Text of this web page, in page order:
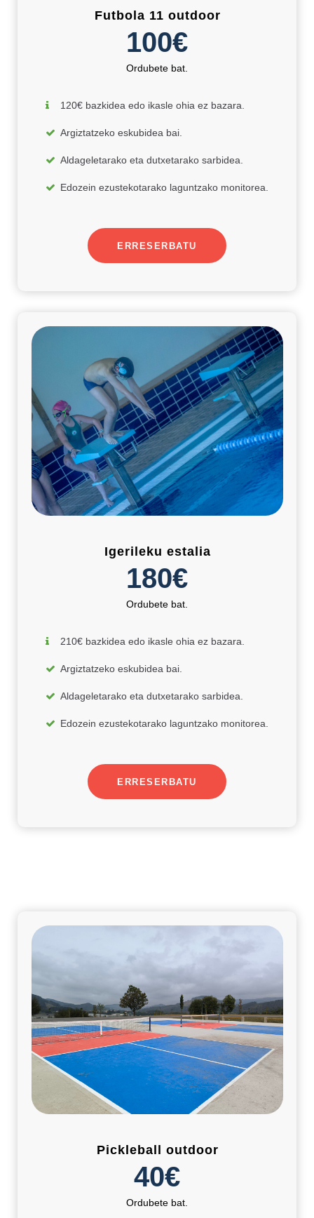
Futbola 11 outdoor
100€
Ordubete bat.
120€ bazkidea edo ikasle ohia ez bazara.
Argiztatzeko eskubidea bai.
Aldageletarako eta dutxetarako sarbidea.
Edozein ezustekotarako laguntzako monitorea.
ERRESERBATU
Igerileku estalia
180€
Ordubete bat.
210€ bazkidea edo ikasle ohia ez bazara.
Argiztatzeko eskubidea bai.
Aldageletarako eta dutxetarako sarbidea.
Edozein ezustekotarako laguntzako monitorea.
ERRESERBATU
Pickleball outdoor
40€
Ordubete bat.